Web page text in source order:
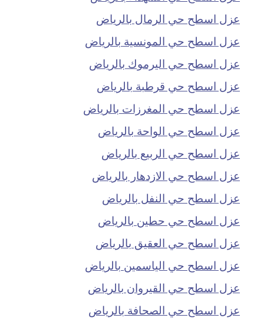
عزل اسطح حي الرمال بالرياض
عزل اسطح حي المونسية بالرياض
عزل اسطح حي اليرموك بالرياض
عزل اسطح حي قرطبة بالرياض
عزل اسطح حي المغرزات بالرياض
عزل اسطح حي الواحة بالرياض
عزل اسطح حي الربيع بالرياض
عزل اسطح حي الازدهار بالرياض
عزل اسطح حي النفل بالرياض
عزل اسطح حي حطين بالرياض
عزل اسطح حي العقيق بالرياض
عزل اسطح حي الياسمين بالرياض
عزل اسطح حي القيروان بالرياض
عزل اسطح حي الصحافة بالرياض